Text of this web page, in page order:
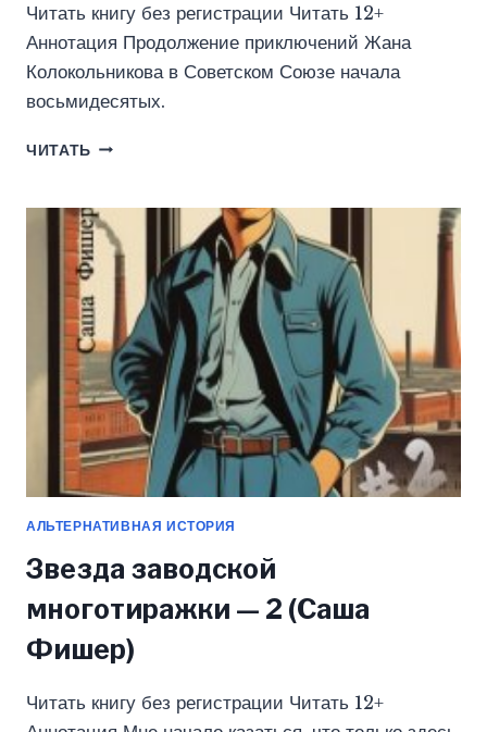
Читать книгу без регистрации Читать 12+
Аннотация Продолжение приключений Жана
Колокольникова в Советском Союзе начала
восьмидесятых.
ЧИТАТЬ ЗВЕЗДА
—
3
(САША
ФИШЕР)
АЛЬТЕРНАТИВНАЯ ИСТОРИЯ
Звезда заводской
многотиражки — 2 (Саша
Фишер)
Читать книгу без регистрации Читать 12+